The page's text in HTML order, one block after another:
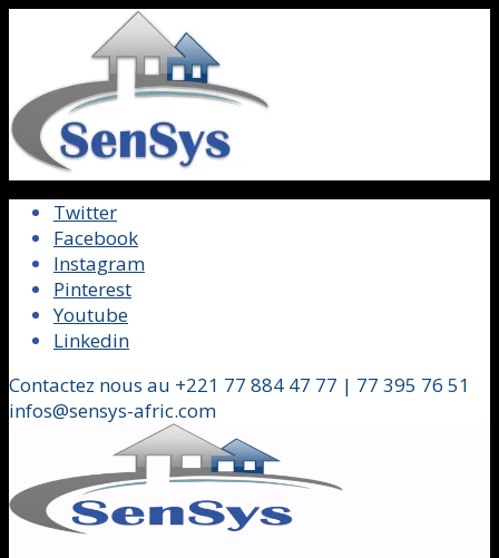
Twitter
Facebook
Instagram
Pinterest
Youtube
Linkedin
Contactez nous au +221 77 884 47 77 | 77 395 76 51
infos@sensys-afric.com